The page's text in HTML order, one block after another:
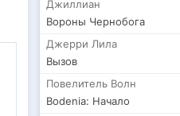
Джиллиан
Вороны Чернобога
Джерри Лила
Вызов
Повелитель Волн
Bodenia: Начало